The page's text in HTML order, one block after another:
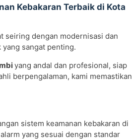
Kebakaran Terbaik di Kota
seiring dengan modernisasi dan
sangat penting.
yang andal dan profesional, siap
berpengalaman, kami memastikan
sistem keamanan kebakaran di
yang sesuai dengan standar